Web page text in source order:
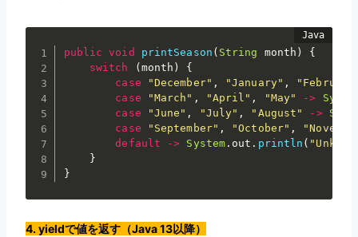
public void printSeason ( String month )
{
switch
( month )
{
case
"December" , "January" ,
case
"March" , "April" , "May" ->
case
"June" , "July" , "August" ->
case
"September" , "October" ,
default
-> System . out . println (
}
}
4. yieldで値を返す（Java 13以降）